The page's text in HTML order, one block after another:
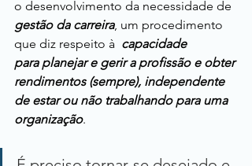
o desenvolvimento da necessidade de
gestão da carreira, um procedimento
que diz respeito à capacidade
para planejar e gerir a profissão e obter
rendimentos (sempre), independente
de estar ou não trabalhando para uma
organização​.